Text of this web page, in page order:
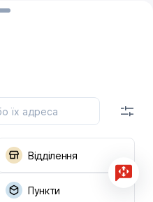
Відділення
Пункти